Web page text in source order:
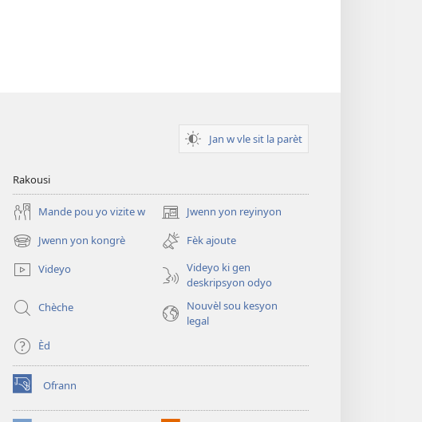
Jan w vle sit la parèt
Rakousi
Mande pou yo vizite w Jwenn yon reyinyon
(opens
new
window)
Jwenn yon kongrè
(opens
new
window)
Fèk ajoute
Videyo
Videyo ki gen
deskripsyon odyo
Chèche
Nouvèl sou kesyon
legal
Èd
Ofrann
(opens
new